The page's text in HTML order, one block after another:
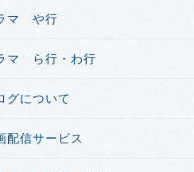
マ や行
マ ら行・わ行
グについて
配信サービス